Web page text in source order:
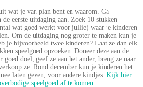
wat je van plan bent en waarom. Ga
eerste uitdaging aan. Zoek 10 stukken
wat goed werkt voor jullie) waar je kinderen
Om de uitdaging nog groter te maken kun je
je bijvoorbeeld twee kinderen? Laat ze dan elk
speelgoed opzoeken. Doneer deze aan de
goed doel, geef ze aan het ander, breng ze naar
ze. Rond december kun je kinderen het
laten geven, voor andere kindjes. Kijk hier
speelgoed af te komen.